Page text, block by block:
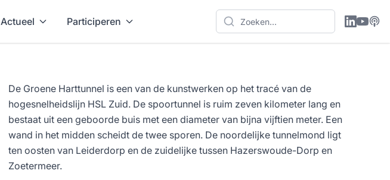
Actueel Participeren
De Groene Harttunnel is een van de kunstwerken op het tracé van de
hogesnelheidslijn HSL Zuid. De spoortunnel is ruim zeven kilometer lang en
bestaat uit een geboorde buis met een diameter van bijna vijftien meter. Een
wand in het midden scheidt de twee sporen. De noordelijke tunnelmond ligt
ten oosten van Leiderdorp en de zuidelijke tussen Hazerswoude-Dorp en
Zoetermeer.